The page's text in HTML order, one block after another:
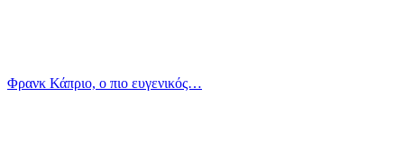
Φρανκ Κάπριο, ο πιο ευγενικός…